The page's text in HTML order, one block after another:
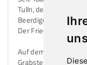
Tulln, der über
Beerdigung
Der Friedhof wurde
Auf dem Friedhof
Grabsteine. Um den